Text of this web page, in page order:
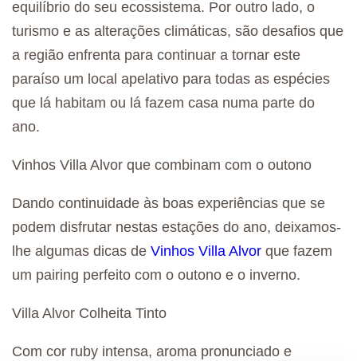
equilíbrio do seu ecossistema. Por outro lado, o
turismo e as alterações climáticas, são desafios que
a região enfrenta para continuar a tornar este
paraíso um local apelativo para todas as espécies
que lá habitam ou lá fazem casa numa parte do
ano.
Vinhos Villa Alvor que combinam com o outono
Dando continuidade às boas experiências que se
podem disfrutar nestas estações do ano, deixamos-
lhe algumas dicas de Vinhos Villa Alvor que fazem
um pairing perfeito com o outono e o inverno.
Villa Alvor Colheita Tinto
Com cor ruby intensa, aroma pronunciado e